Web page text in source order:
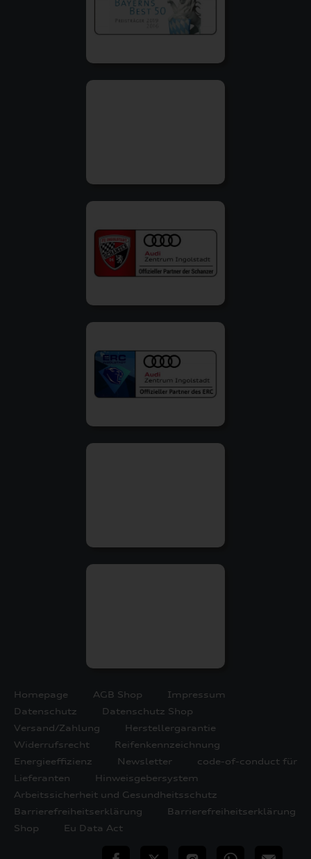
Homepage AGB Shop
Impressum
Datenschutz
Datenschutz Shop
Versand/Zahlung
Herstellergarantie
Widerrufsrecht
Reifenkennzeichnung
Energieeffizienz
Newsletter
code-of-conduct für
Lieferanten
Hinweisgebersystem
Arbeitssicherheit und Gesundheitsschutz
Barrierefreiheitserklärung
Barrierefreiheitserklärung
Shop
Eu Data Act